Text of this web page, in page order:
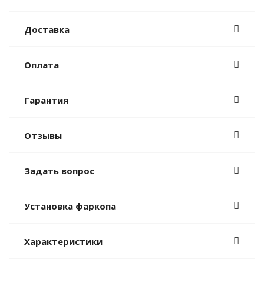
Доставка
Оплата
Гарантия
Отзывы
Задать вопрос
Установка фаркопа
Характеристики